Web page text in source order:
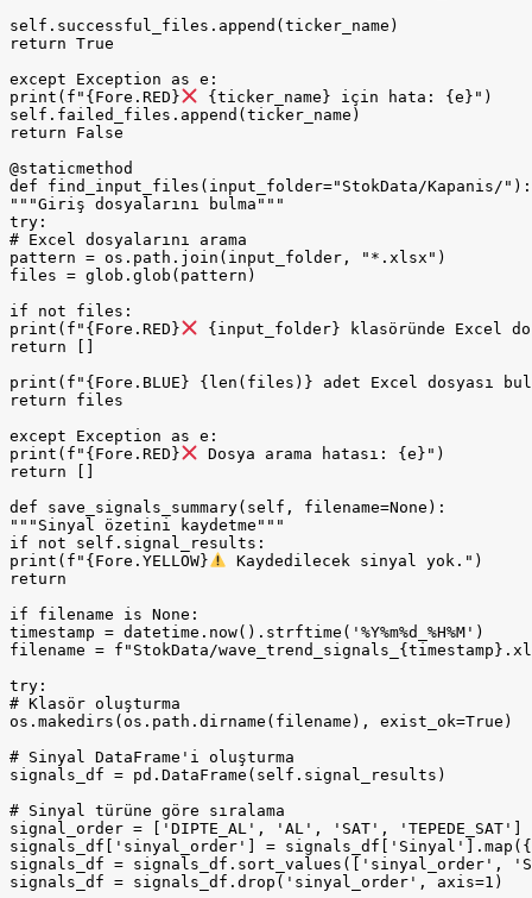
self.successful_files.append(ticker_name)
return True
except Exception as e:
print(f"{Fore.RED}
{ticker_name} için hata: {e}")
self.failed_files.append(ticker_name)
return False
@staticmethod
def find_input_files(input_folder="StokData/Kapanis/"):
"""Giriş dosyalarını bulma"""
try:
# Excel dosyalarını arama
pattern = os.path.join(input_folder, "*.xlsx")
files = glob.glob(pattern)
if not files:
print(f"{Fore.RED}
{input_folder} klasöründe Excel
return []
print(f"{Fore.BLUE} {len(files)} adet Excel dosyası
return files
except Exception as e:
print(f"{Fore.RED}
Dosya arama hatası: {e}")
return []
def save_signals_summary(self, filename=None):
"""Sinyal özetini kaydetme"""
if not self.signal_results:
print(f"{Fore.YELLOW}
Kaydedilecek sinyal yok.")
return
if filename is None:
timestamp = datetime.now().strftime('%Y%m%d_%H%M')
filename = f"StokData/
try:
# Klasör oluşturma
os.makedirs(os.path.dirname(filename), exist_ok=True)
# Sinyal DataFrame'i oluşturma
signals_df = pd.DataFrame(self.signal_results)
# Sinyal türüne göre sıralama
signal_order = ['DIPTE_AL', 'AL', 'SAT', 'TEPEDE_SAT']
signals_df['sinyal_order'] =
signals_df = signals_df.sort_values(['sinyal_order',
signals_df = signals_df.drop('sinyal_order', axis=1)